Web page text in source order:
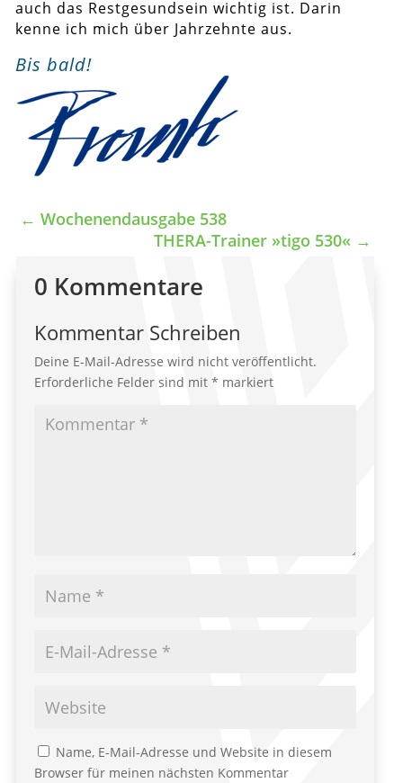
auch das Restgesundsein wichtig ist. Darin
kenne ich mich über Jahrzehnte aus.
Bis bald!
← Wochenendausgabe 538
THERA-Trainer »tigo 530« →
0 Kommentare
Kommentar Schreiben
Deine E-Mail-Adresse wird nicht veröffentlicht.
Erforderliche Felder sind mit* markiert
Name, E-Mail-Adresse und Website in diesem
Browser für meinen nächsten Kommentar